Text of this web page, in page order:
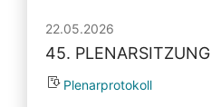
22.05.2026
45. PLENARSITZUNG
Plenarprotokoll